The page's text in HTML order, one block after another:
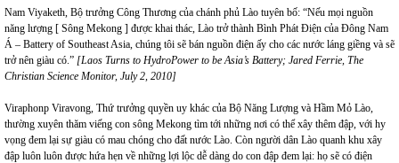
Nam Viyaketh, Bộ trưởng Công Thương của chánh phủ Lào tuyên bố: “Nếu mọi nguồn
năng lượng [ Sông Mekong ] được khai thác, Lào trở thành Bình Phát Điện của Đông Nam
Á – Battery of Southeast Asia, chúng tôi sẽ bán nguồn điện ấy cho các nước láng giềng và sẽ
trở nên giàu có.” [Laos Turns to HydroPower to be Asia’s Battery; Jared Ferrie, The
Christian Science Monitor, July 2, 2010]
Viraphonp Viravong, Thứ trưởng quyền uy khác của Bộ Năng Lượng và Hầm Mỏ Lào,
thường xuyên thăm viếng con sông Mekong tìm tới những nơi có thể xây thêm đập, với hy
vọng đem lại sự giàu có mau chóng cho đất nước Lào. Còn người dân Lào quanh khu xây
đập luôn luôn được hứa hẹn về những lợi lộc dễ dàng do con đập đem lại: họ sẽ có điện